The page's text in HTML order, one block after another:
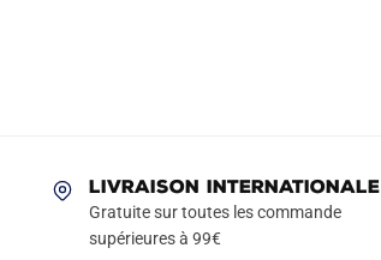
LIVRAISON INTERNATIONALE
Gratuite sur toutes les commande
supérieures à 99€